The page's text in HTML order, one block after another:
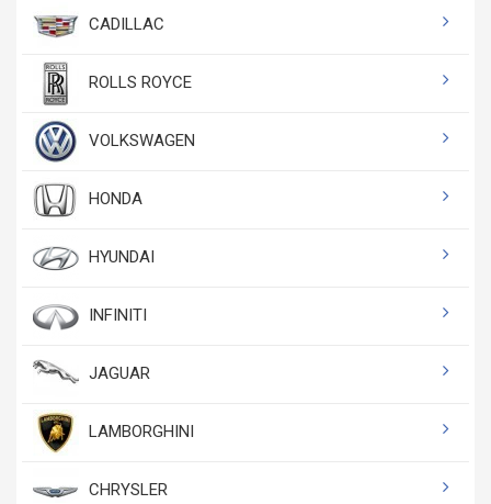
CADILLAC
ROLLS ROYCE
VOLKSWAGEN
HONDA
HYUNDAI
INFINITI
JAGUAR
LAMBORGHINI
CHRYSLER